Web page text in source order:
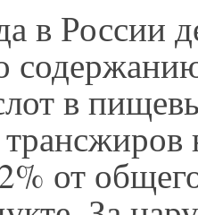
в России
в
от